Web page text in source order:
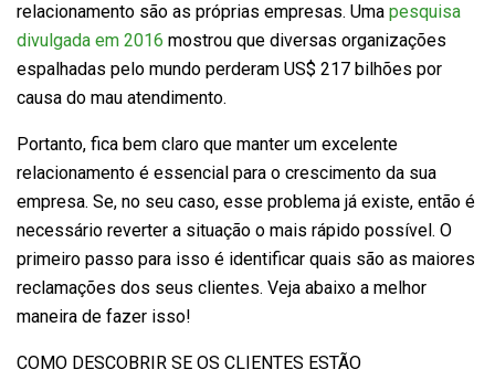
relacionamento são as próprias empresas. Uma pesquisa
divulgada em 2016 mostrou que diversas organizações
espalhadas pelo mundo perderam US$ 217 bilhões por
causa do mau atendimento.
Portanto, fica bem claro que manter um excelente
relacionamento é essencial para o crescimento da sua
empresa. Se, no seu caso, esse problema já existe, então é
necessário reverter a situação o mais rápido possível. O
primeiro passo para isso é identificar quais são as maiores
reclamações dos seus clientes. Veja abaixo a melhor
maneira de fazer isso!
COMO DESCOBRIR SE OS CLIENTES ESTÃO